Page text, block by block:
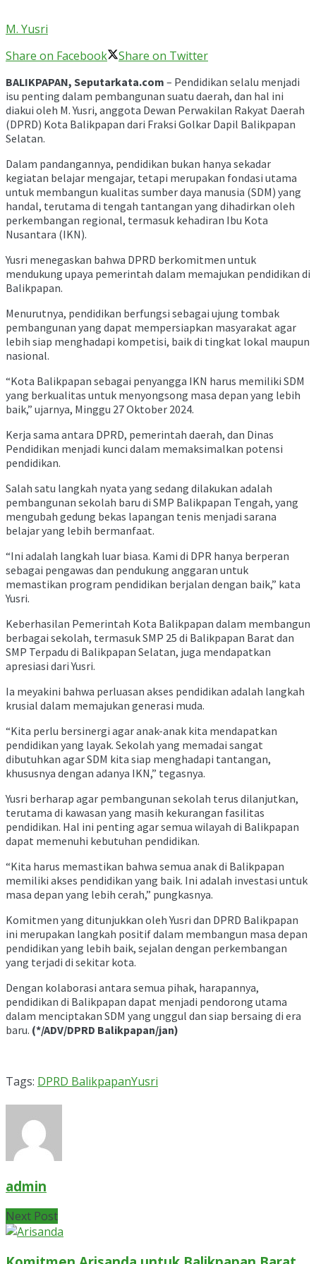
M. Yusri
Share on Facebook
Share on Twitter
BALIKPAPAN, Seputarkata.com – Pendidikan selalu menjadi
isu penting dalam pembangunan suatu daerah, dan hal ini
diakui oleh M. Yusri, anggota Dewan Perwakilan Rakyat Daerah
(DPRD) Kota Balikpapan dari Fraksi Golkar Dapil Balikpapan
Selatan.
Dalam pandangannya, pendidikan bukan hanya sekadar
kegiatan belajar mengajar, tetapi merupakan fondasi utama
untuk membangun kualitas sumber daya manusia (SDM) yang
handal, terutama di tengah tantangan yang dihadirkan oleh
perkembangan regional, termasuk kehadiran Ibu Kota
Nusantara (IKN).
Yusri menegaskan bahwa DPRD berkomitmen untuk
mendukung upaya pemerintah dalam memajukan pendidikan di
Balikpapan.
Menurutnya, pendidikan berfungsi sebagai ujung tombak
pembangunan yang dapat mempersiapkan masyarakat agar
lebih siap menghadapi kompetisi, baik di tingkat lokal maupun
nasional.
“Kota Balikpapan sebagai penyangga IKN harus memiliki SDM
yang berkualitas untuk menyongsong masa depan yang lebih
baik,” ujarnya, Minggu 27 Oktober 2024.
Kerja sama antara DPRD, pemerintah daerah, dan Dinas
Pendidikan menjadi kunci dalam memaksimalkan potensi
pendidikan.
Salah satu langkah nyata yang sedang dilakukan adalah
pembangunan sekolah baru di SMP Balikpapan Tengah, yang
mengubah gedung bekas lapangan tenis menjadi sarana
belajar yang lebih bermanfaat.
“Ini adalah langkah luar biasa. Kami di DPR hanya berperan
sebagai pengawas dan pendukung anggaran untuk
memastikan program pendidikan berjalan dengan baik,” kata
Yusri.
Keberhasilan Pemerintah Kota Balikpapan dalam membangun
berbagai sekolah, termasuk SMP 25 di Balikpapan Barat dan
SMP Terpadu di Balikpapan Selatan, juga mendapatkan
apresiasi dari Yusri.
Ia meyakini bahwa perluasan akses pendidikan adalah langkah
krusial dalam memajukan generasi muda.
“Kita perlu bersinergi agar anak-anak kita mendapatkan
pendidikan yang layak. Sekolah yang memadai sangat
dibutuhkan agar SDM kita siap menghadapi tantangan,
khususnya dengan adanya IKN,” tegasnya.
Yusri berharap agar pembangunan sekolah terus dilanjutkan,
terutama di kawasan yang masih kekurangan fasilitas
pendidikan. Hal ini penting agar semua wilayah di Balikpapan
dapat memenuhi kebutuhan pendidikan.
“Kita harus memastikan bahwa semua anak di Balikpapan
memiliki akses pendidikan yang baik. Ini adalah investasi untuk
masa depan yang lebih cerah,” pungkasnya.
Komitmen yang ditunjukkan oleh Yusri dan DPRD Balikpapan
ini merupakan langkah positif dalam membangun masa depan
pendidikan yang lebih baik, sejalan dengan perkembangan
yang terjadi di sekitar kota.
Dengan kolaborasi antara semua pihak, harapannya,
pendidikan di Balikpapan dapat menjadi pendorong utama
dalam menciptakan SDM yang unggul dan siap bersaing di era
baru. (*/ADV/DPRD Balikpapan/jan)
Tags: DPRD BalikpapanYusri
admin
Next Post